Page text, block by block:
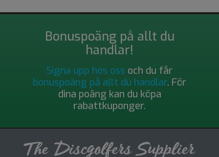
Bonuspoäng på allt du
handlar!
Signa upp hos oss och du får
bonuspoäng på allt du handlar. För
dina poäng kan du köpa
rabattkuponger.